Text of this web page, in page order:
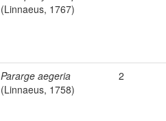
(Linnaeus, 1767)
Pararge aegeria
(Linnaeus, 1758)
2